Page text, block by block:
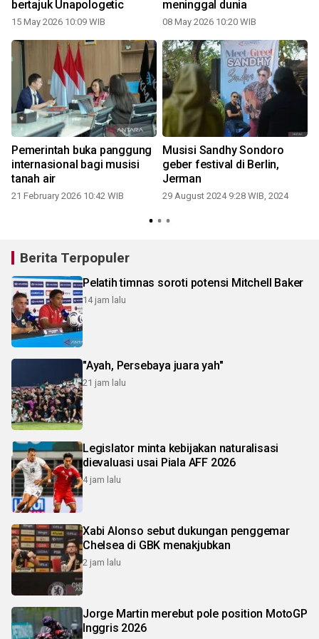
bertajuk Unapologetic
15 May 2026 10:09 WIB
meninggal dunia
08 May 2026 10:20 WIB
Pemerintah buka panggung
internasional bagi musisi
tanah air
21 February 2026 10:42 WIB
Musisi Sandhy Sondoro
geber festival di Berlin,
Jerman
29 August 2024 9:28 WIB, 2024
Berita Terpopuler
Pelatih timnas soroti potensi Mitchell Baker
14 jam lalu
"Ayah, Persebaya juara yah"
21 jam lalu
Legislator minta kebijakan naturalisasi
dievaluasi usai Piala AFF 2026
4 jam lalu
Xabi Alonso sebut dukungan penggemar
Chelsea di GBK menakjubkan
2 jam lalu
Jorge Martin merebut pole position MotoGP
Inggris 2026